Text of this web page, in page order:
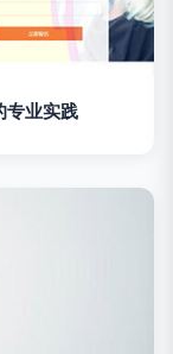
专业实践